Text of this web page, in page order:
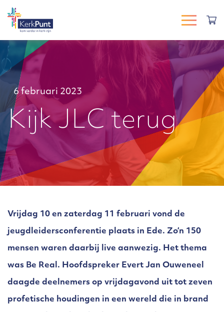
6 februari 2023
Kijk JLC terug
Vrijdag 10 en zaterdag 11 februari vond de
jeugdleidersconferentie plaats in Ede. Zo’n 150
mensen waren daarbij live aanwezig. Het thema
was Be Real. Hoofdspreker Evert Jan Ouweneel
daagde deelnemers op vrijdagavond uit tot zeven
profetische houdingen in een wereld die in brand